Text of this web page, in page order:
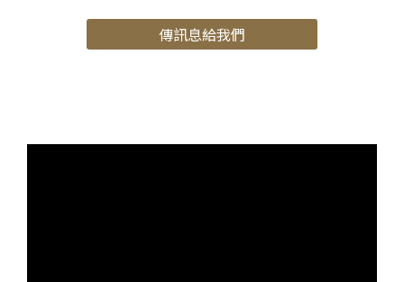
傳訊息給我們